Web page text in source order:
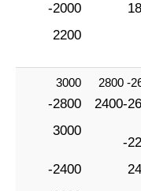
2000-
2200
2400-
2200-
3000
2800-
3000
2400-